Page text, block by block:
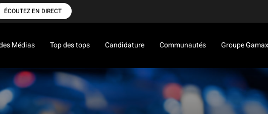
ÉCOUTEZ EN DIRECT
Médias Top des tops Candidature Communautés Groupe